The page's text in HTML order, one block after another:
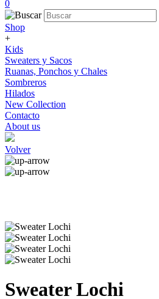
0
Shop
+
Kids
Sweaters y Sacos
Ruanas, Ponchos y Chales
Sombreros
Hilados
New Collection
Contacto
About us
Volver
Sweater Lochi